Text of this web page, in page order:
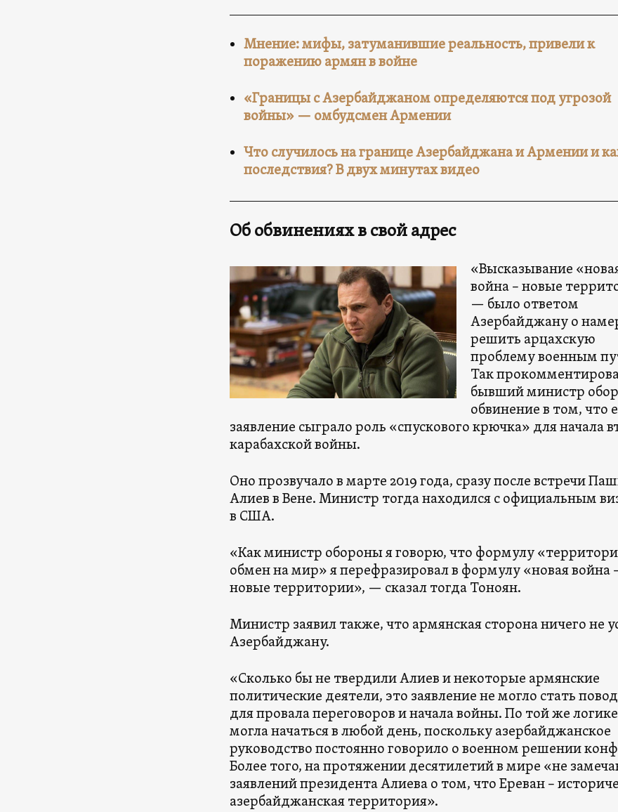
Мнение: мифы, затуманившие реальность, привели к
поражению армян в войне
«Границы с Азербайджаном определяются под угрозой
войны» — омбудсмен Армении
Что случилось на границе Азербайджана и Армении и
последствия? В двух минутах видео
Об обвинениях в свой адрес
«Высказывание
война – новые
— было ответом
Азербайджану о
решить арцахскую
проблему военным
Так
бывший министр
обвинение в том, что
заявление сыграло роль «спускового крючка» для начала
карабахской войны.
Оно прозвучало в марте 2019 года, сразу после встречи
Алиев в Вене. Министр тогда находился с официальным
в США.
«Как министр обороны я говорю, что формулу
обмен на мир» я перефразировал в формулу «новая война
новые территории», — сказал тогда Тоноян.
Министр заявил также, что армянская сторона ничего не
Азербайджану.
«Сколько бы не твердили Алиев и некоторые армянские
политические деятели, это заявление не могло стать
для провала переговоров и начала войны. По той же
могла начаться в любой день, поскольку азербайджанское
руководство постоянно говорило о военном решении
Более того, на протяжении десятилетий в мире «не
заявлений президента Алиева о том, что Ереван –
азербайджанская территория».